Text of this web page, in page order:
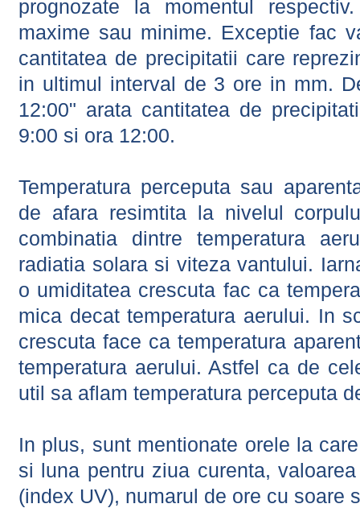
prognozate la momentul
maxime sau minime. Exceptie fac
cantitatea de precipitatii care
in ultimul interval de 3 ore in mm.
12:00" arata cantitatea de
9:00 si ora 12:00.
Temperatura perceputa sau
de afara resimtita la nivelul
combinatia dintre temperatura
radiatia solara si viteza vantului.
o umiditatea crescuta fac ca
mica decat temperatura aerului. In
crescuta face ca temperatura
temperatura aerului. Astfel ca de
util sa aflam temperatura perceputa
In plus, sunt mentionate orele la
si luna pentru ziua curenta,
(index UV), numarul de ore cu soare